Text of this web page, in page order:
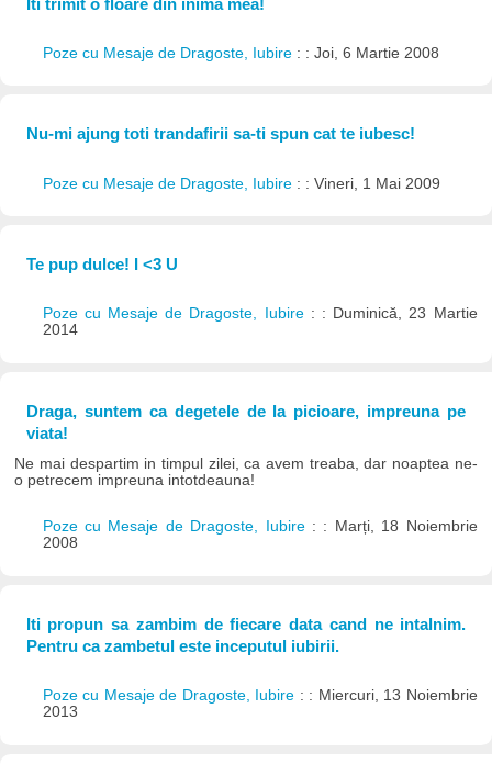
Poze cu Mesaje de Dragoste, Iubire : : Joi, 6 Martie 2008
Nu-mi ajung toti trandafirii sa-ti spun cat te iubesc!
Poze cu Mesaje de Dragoste, Iubire : : Vineri, 1 Mai 2009
Te pup dulce! I <3 U
Poze cu Mesaje de Dragoste, Iubire : : Duminică, 23 Martie
2014
Draga, suntem ca degetele de la picioare, impreuna pe
viata!
Ne mai despartim in timpul zilei, ca avem treaba, dar noaptea ne-
o petrecem impreuna intotdeauna!
Poze cu Mesaje de Dragoste, Iubire : : Marți, 18 Noiembrie
2008
Iti propun sa zambim de fiecare data cand ne intalnim.
Pentru ca zambetul este inceputul iubirii.
Poze cu Mesaje de Dragoste, Iubire : : Miercuri, 13 Noiembrie
2013